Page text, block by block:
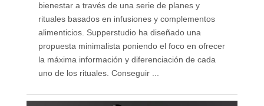
bienestar a través de una serie de planes y
rituales basados en infusiones y complementos
alimenticios. Supperstudio ha diseñado una
propuesta minimalista poniendo el foco en ofrecer
la máxima información y diferenciación de cada
uno de los rituales. Conseguir ...